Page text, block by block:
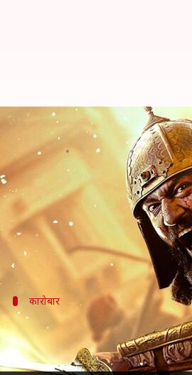
बॉक्स ऑफिस: नहीं
लेखन दीक्षा शर्मा Mar 17, 2025 10:01 am
क्या है खबर?
विक्की कौशल , रश्मिका मंदाना और
पांचवें सप्ताह में भी इस फिल्म का
कारोबार
'छावा' ने अब तक कमाए
बॉक्स ऑफिस ट्रैकरसैकनिल्कके
562.65 करोड़ रुपये हो गया है।